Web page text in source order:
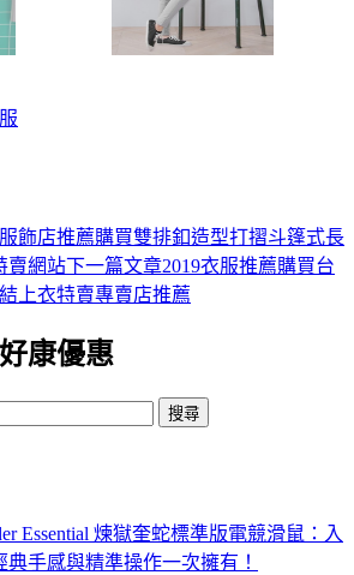
飾店推薦購買雙排釦造型打摺斗篷式長
賣網站下一篇文章2019衣服推薦購買台
上衣特賣專賣店推薦
康優惠
Essential 煉獄奎蛇標準版電競滑鼠：入
典手感與精準操作一次擁有！